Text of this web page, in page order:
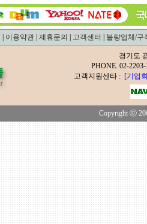
이용약관 제휴문의 고객센터 불량업체/구
경기도
PHONE. 02-
고객지원센타 : [기업
Copyright ⓒ